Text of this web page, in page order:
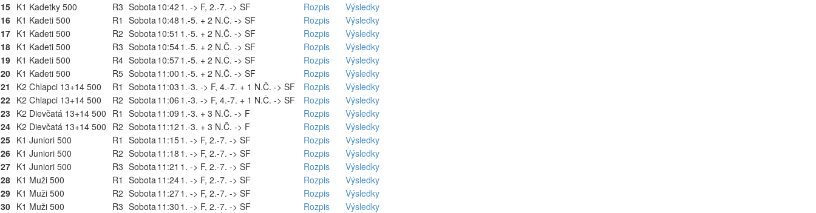
15 K1 Kadetky 500 R3 Sobota10:42 1. -> F, 2.-7. -> SF Rozpis
Výsledky
16 K1 Kadeti 500 R1 Sobota10:48 1.-5. + 2 N.Č. -> SF Rozpis
Výsledky
17 K1 Kadeti 500 R2 Sobota10:51 1.-5. + 2 N.Č. -> SF Rozpis
Výsledky
18 K1 Kadeti 500 R3 Sobota10:541.-5. + 2 N.Č. -> SF Rozpis
Výsledky
19 K1 Kadeti 500 R4 Sobota10:571.-5. + 2 N.Č. -> SF Rozpis
Výsledky
20 K1 Kadeti 500 R5 Sobota11:00 1.-5. + 2 N.Č. -> SF Rozpis
Výsledky
21
K2 Chlapci 13+14 500 R1 Sobota11:03 1.-3. -> F, 4.-7. + 1 N.Č. -> SF Rozpis
Výsledky
22 K2 Chlapci 13+14 500 R2 Sobota11:06 1.-3. -> F, 4.-7. + 1 N.Č. -> SF Rozpis
Výsledky
23 K2 Dievčatá 13+14 500 R1 Sobota11:09 1.-3. + 3 N.Č. -> F Rozpis
Výsledky
24 K2 Dievčatá 13+14 500 R2 Sobota11:12 1.-3. + 3 N.Č. -> F Rozpis
Výsledky
25 K1 Juniori 500 R1 Sobota11:151. -> F, 2.-7. -> SF Rozpis
Výsledky
26 K1 Juniori 500 R2 Sobota11:18 1. -> F, 2.-7. -> SF Rozpis
Výsledky
27 K1 Juniori 500 R3 Sobota11:21 1. -> F, 2.-7. -> SF Rozpis
Výsledky
28 K1 Muži 500 R1 Sobota11:241. -> F, 2.-7. -> SF Rozpis
Výsledky
29 K1 Muži 500 R2 Sobota11:271. -> F, 2.-7. -> SF Rozpis
Výsledky
30 K1 Muži 500 R3 Sobota11:30 1. -> F, 2.-7. -> SF Rozpis
Výsledky